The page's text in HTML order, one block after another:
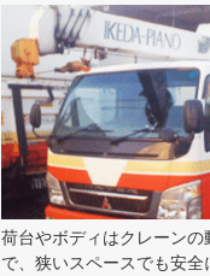
荷台やボディはクレーン
で、狭いスペースでも安全